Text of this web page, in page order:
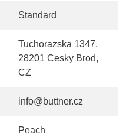
Standard
Tuchorazska 1347,
28201 Cesky Brod,
CZ
info@buttner.cz
Peach